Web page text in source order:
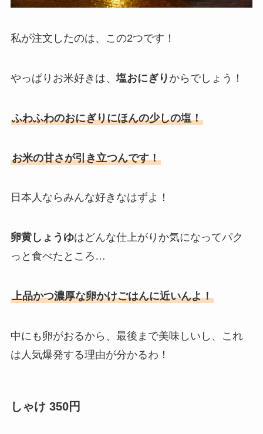
私が注文したのは、この2つです！
やっぱりお米好きは、 塩おにぎり からでしょう！
ふわふわのおにぎりにほんの少しの塩！
お米の甘さが引き立つんです！
日本人ならみんな好きなはずよ！
卵黄しょうゆはどんな仕上がりか気になってパク
っと食べたところ…
上品かつ濃厚な卵かけごはんに近いんよ！
中にも卵がおるから、最後まで美味しいし、これ
は人気爆発する理由が分かるわ！
しゃけ 350円